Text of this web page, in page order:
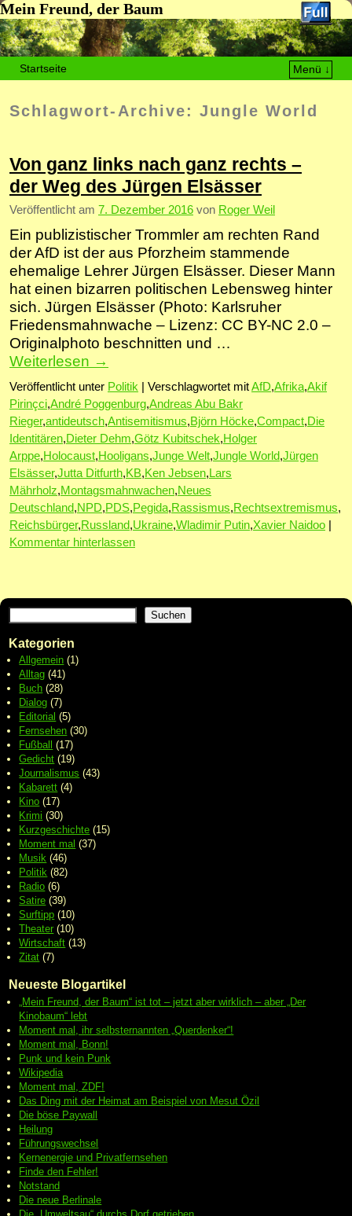
Mein Freund, der Baum
Startseite
Menü ↓
Schlagwort-Archive: Jungle World
Von ganz links nach ganz rechts –
der Weg des Jürgen Elsässer
Veröffentlicht am 7. Dezember 2016 von Roger Weil
Ein publizistischer Trommler am rechten Rand
der AfD ist der aus Pforzheim stammende
ehemalige Lehrer Jürgen Elsässer. Dieser Mann
hat einen bizarren politischen Lebensweg hinter
sich. Jürgen Elsässer (Photo: Karlsruher
Friedensmahnwache – Lizenz: CC BY-NC 2.0 –
Originalphoto beschnitten und …
Weiterlesen →
Veröffentlicht unter Politik Verschlagwortet mitAfD,Afrika,Akif
Pirinçci,André Poggenburg,Andreas Abu Bakr
Rieger,antideutsch,Antisemitismus,Björn Höcke,Compact,Die
Identitären,Dieter Dehm,Götz Kubitschek,Holger
Arppe,Holocaust,Hooligans,Junge Welt,Jungle World,Jürgen
Elsässer,Jutta Ditfurth,KB,Ken Jebsen, Lars
Mährholz,Montagsmahnwachen,Neues
Deutschland,NPD,PDS,Pegida,Rassismus,Rechtsextremismus,
Reichsbürger,Russland,Ukraine,Wladimir Putin,Xavier Naidoo
Kommentar hinterlassen
Suchen
Kategorien
Allgemein (1)
Alltag (41)
Buch (28)
Dialog (7)
Editorial (5)
Fernsehen (30)
Fußball (17)
Gedicht (19)
Journalismus (43)
Kabarett (4)
Kino (17)
Krimi (30)
Kurzgeschichte (15)
Moment mal (37)
Musik (46)
Politik (82)
Radio (6)
Satire (39)
Surftipp (10)
Theater (10)
Wirtschaft (13)
Zitat (7)
Neueste Blogartikel
„Mein Freund, der Baum“ ist tot – jetzt aber wirklich – aber „Der
Kinobaum“ lebt
Moment mal, ihr selbsternannten „Querdenker“!
Moment mal, Bonn!
Punk und kein Punk
Wikipedia
Moment mal, ZDF!
Das Ding mit der Heimat am Beispiel von Mesut Özil
Die böse Paywall
Heilung
Führungswechsel
Kernenergie und Privatfernsehen
Finde den Fehler!
Notstand
Die neue Berlinale